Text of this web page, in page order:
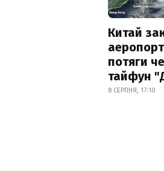
Китай
потяги
тайфун
8 СЕРПНЯ, 17:10